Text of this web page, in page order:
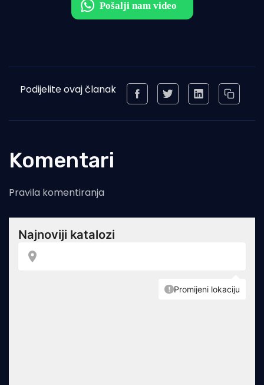
Podijelite ovaj članak
Komentari
Pravila komentiranja